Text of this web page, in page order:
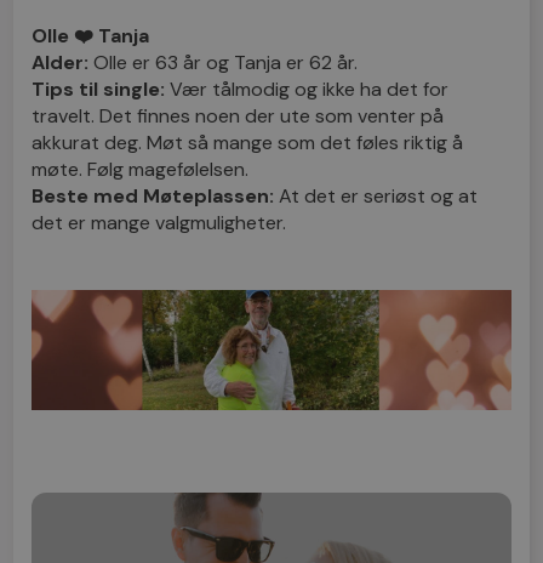
Olle ❤️ Tanja
Alder: Olle er 63 år og Tanja er 62 år.
Tips til single: Vær tålmodig og ikke ha det for
travelt. Det finnes noen der ute som venter på
akkurat deg. Møt så mange som det føles riktig å
møte. Følg magefølelsen.
Beste med Møteplassen: At det er seriøst og at
det er mange valgmuligheter.